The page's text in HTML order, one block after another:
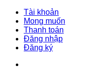
Tài khoản
Mong muốn
Thanh toán
Đăng nhập
Đăng ký